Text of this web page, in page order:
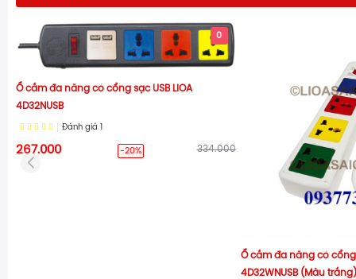
0
Ổ cắm đa năng có cổng sạc USB LiOA
4D32NUSB
Đánh giá
267.000 -20% 334.000
Ổ cắm đa năng có cổng
4D32WNUSB (Màu